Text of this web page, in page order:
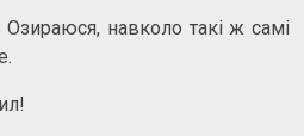
навколо такі ж самі